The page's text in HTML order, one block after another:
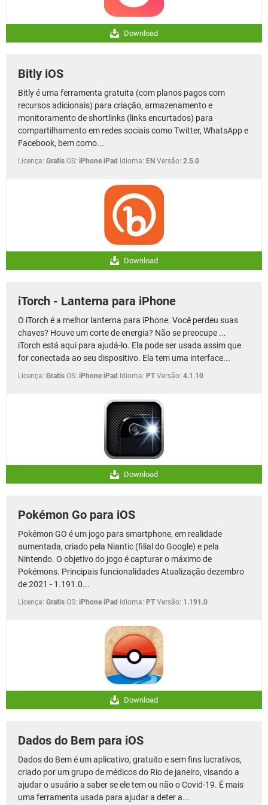
Download
Bitly iOS
Bitly é uma ferramenta gratuita (com planos pagos com
recursos adicionais) para criação, armazenamento e
monitoramento de shortlinks (links encurtados) para
compartilhamento em redes sociais como Twitter, WhatsApp e
Facebook, bem como...
Licença: Gratis OS: iPhone iPad Idioma: EN Versão: 2.5.0
Download
iTorch - Lanterna para iPhone
O iTorch é a melhor lanterna para iPhone. Você perdeu suas
chaves? Houve um corte de energia? Não se preocupe ...
iTorch está aqui para ajudá-lo. Ela pode ser usada assim que
for conectada ao seu dispositivo. Ela tem uma interface...
Licença: Gratis OS: iPhone iPad Idioma: PT Versão: 4.1.10
Download
Pokémon Go para iOS
Pokémon GO é um jogo para smartphone, em realidade
aumentada, criado pela Niantic (filial do Google) e pela
Nintendo. O objetivo do jogo é capturar o máximo de
Pokémons. Principais funcionalidades Atualização dezembro
de 2021 - 1.191.0...
Licença: Gratis OS: iPhone iPad Idioma: PT Versão: 1.191.0
Download
Dados do Bem para iOS
Dados do Bem é um aplicativo, gratuito e sem fins lucrativos,
criado por um grupo de médicos do Rio de janeiro, visando a
ajudar o usuário a saber se ele tem ou não o Covid-19. É mais
uma ferramenta usada para ajudar a deter a...